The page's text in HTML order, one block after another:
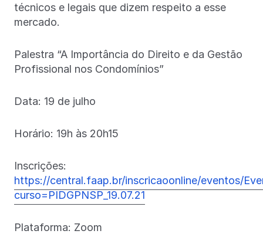
técnicos e legais que dizem respeito a esse
mercado.
Palestra “A Importância do Direito e da Gestão
Profissional nos Condomínios”
Data: 19 de julho
Horário: 19h às 20h15
Inscrições:
https://central.faap.br/inscricaoonline/eventos/
curso=PIDGPNSP_19.07.21
Plataforma: Zoom